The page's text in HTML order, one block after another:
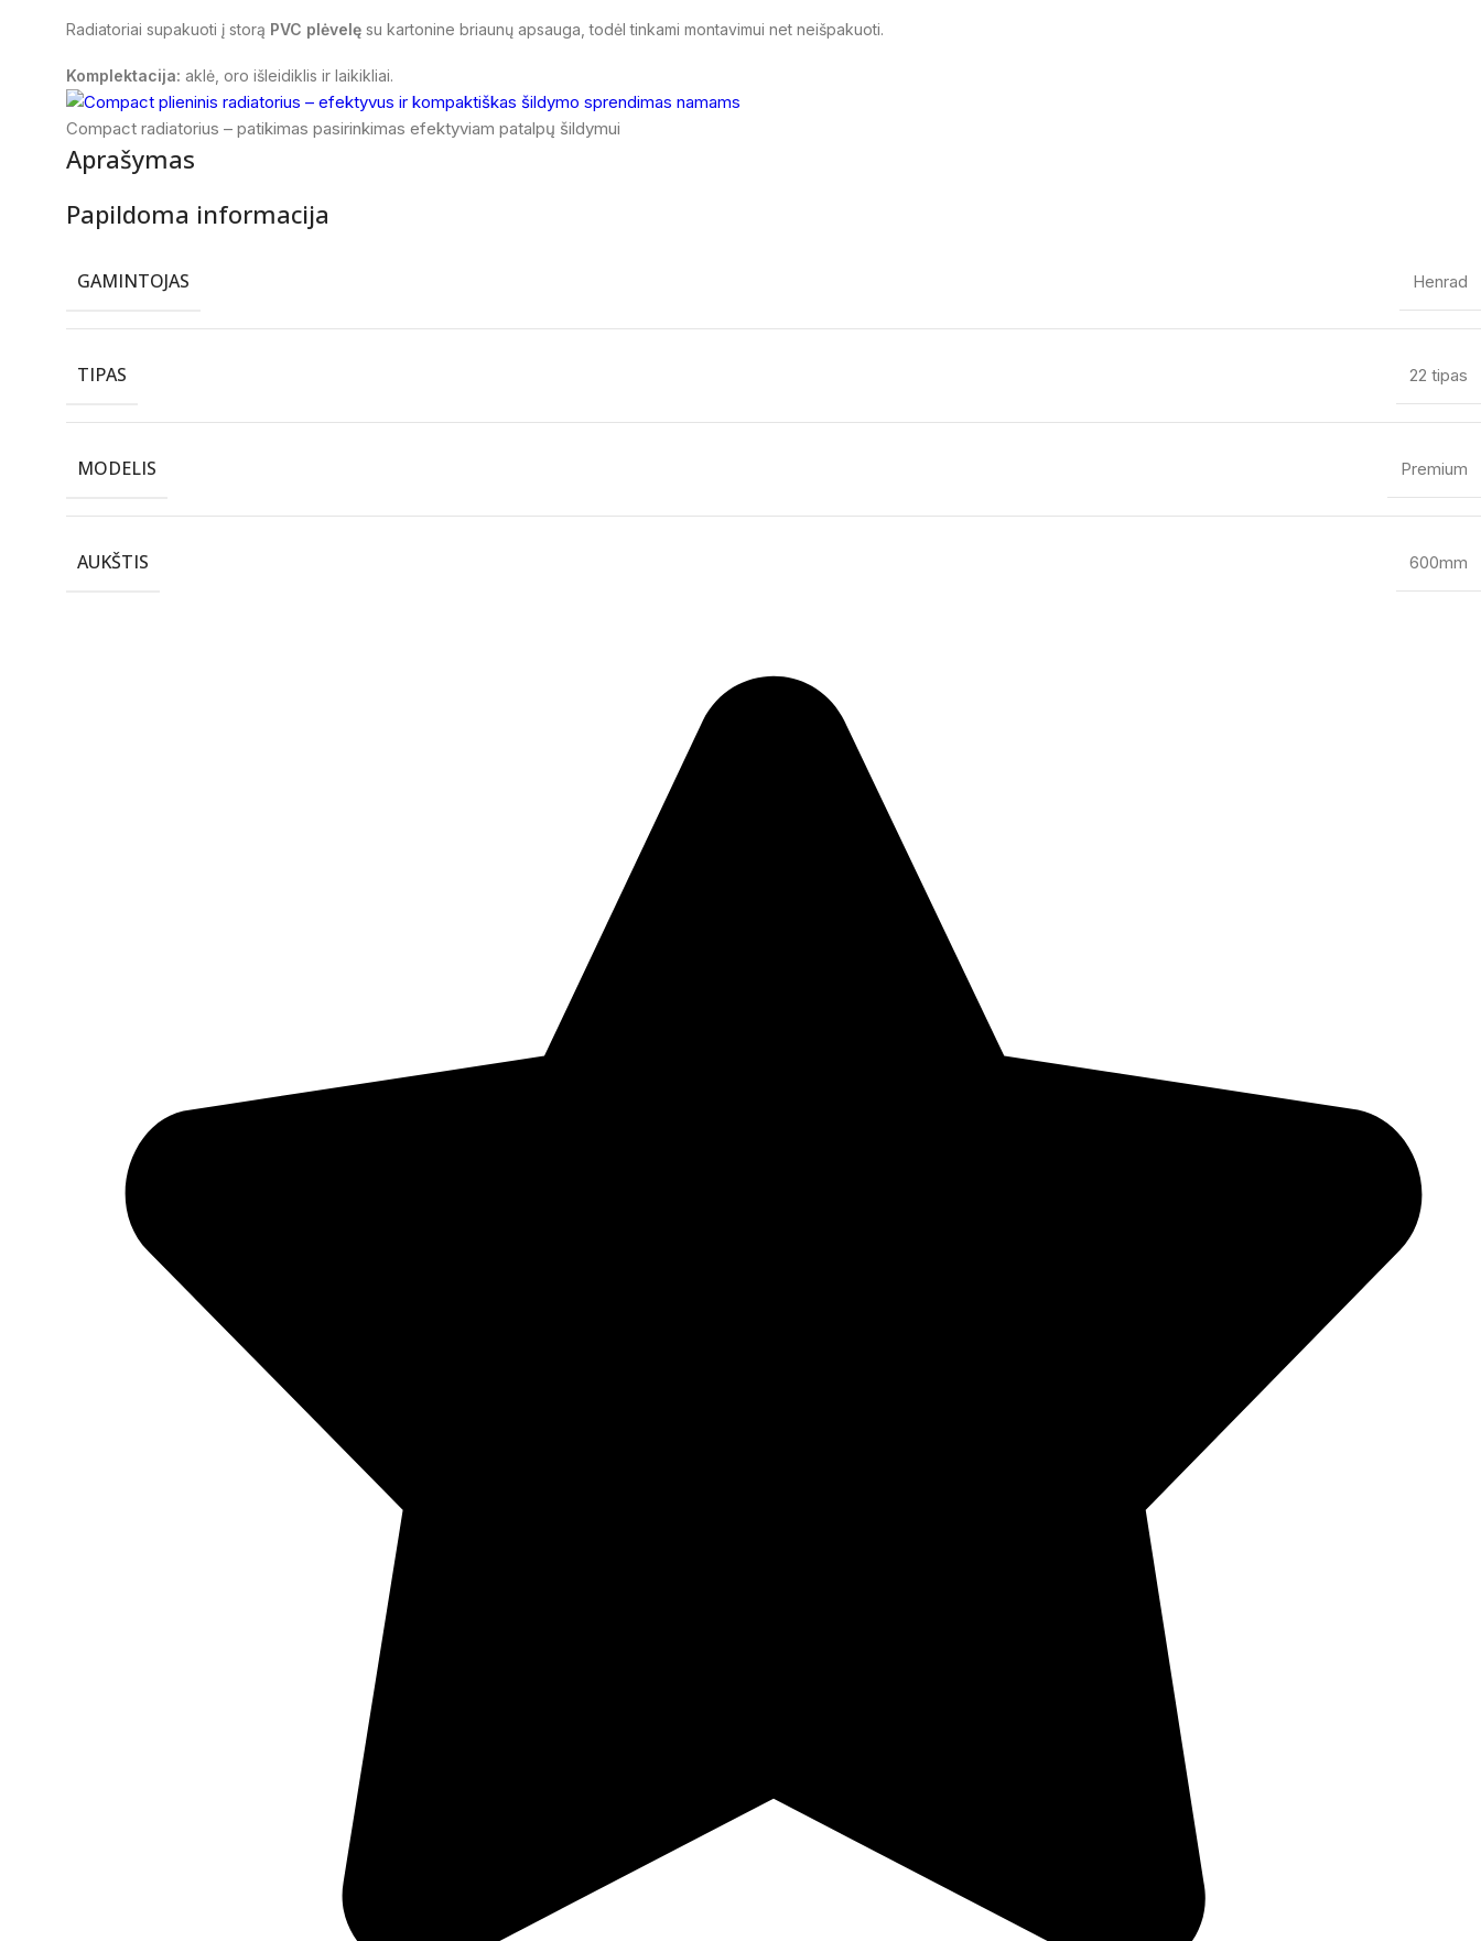
Radiatoriai supakuoti į storą PVC plėvelę su kartonine briaunų apsauga, todėl tinkami montavimui net neišpakuoti.
Komplektacija: aklė, oro išleidiklis ir laikikliai.
Compact radiatorius – patikimas pasirinkimas efektyviam patalpų šildymui
Aprašymas
Papildoma informacija
GAMINTOJAS Henrad
TIPAS 22 tipas
MODELIS Premium
AUKŠTIS 600mm